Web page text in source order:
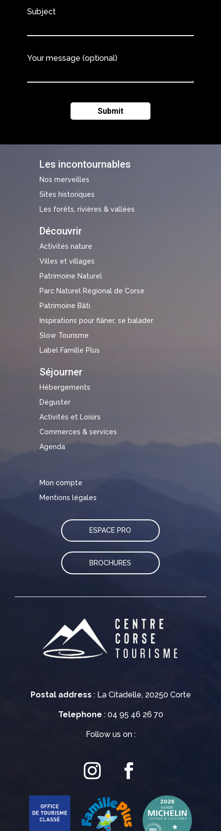
Postal address : La Citadelle, 20250 Corte
Telephone : 04 95 46 26 70
Follow us on :
Les incontournables
Nos merveilles
Sites historiques
Les forêts, rivières & vallées
Découvrir
Activités nature
Villes et villages
Patrimoine Naturel
Parc Naturel Régional de Corse
Patrimoine Bâti
Inspirations pour flâner, se balader
Slow Tourisme
Label Famille Plus
Séjourner
Hébergements
Déguster
Activités et Loisirs
Commerces & services
Agenda
Mon compte
Mentions légales
ESPACE PRO
BROCHURES
Subject
Your message (optional)